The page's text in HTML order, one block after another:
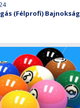
(Félprofi) Bajnokság